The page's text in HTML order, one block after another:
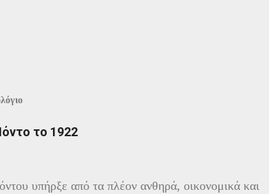
το 1922
υπήρξε από τα πλέον ανθηρά, οικονομικά και